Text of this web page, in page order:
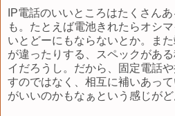
IP電話のいいところはたくさん
も。たとえば電池きれたらオシ
いとどーにもならないとか。ま
が違ったりする、スペックがあ
イだろうし。だから、固定電話
すのではなく、相互に補いあっ
がいいのかもなぁという感じがど